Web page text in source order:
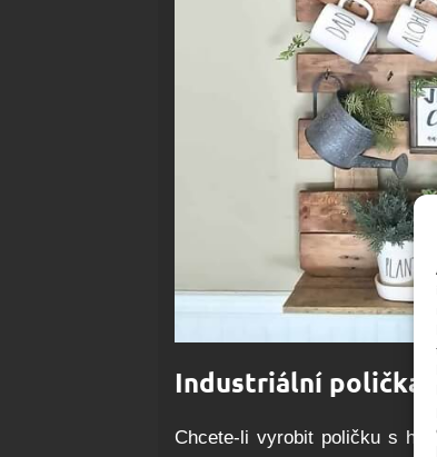
Industriální polička
Chcete-li vyrobit poličku s